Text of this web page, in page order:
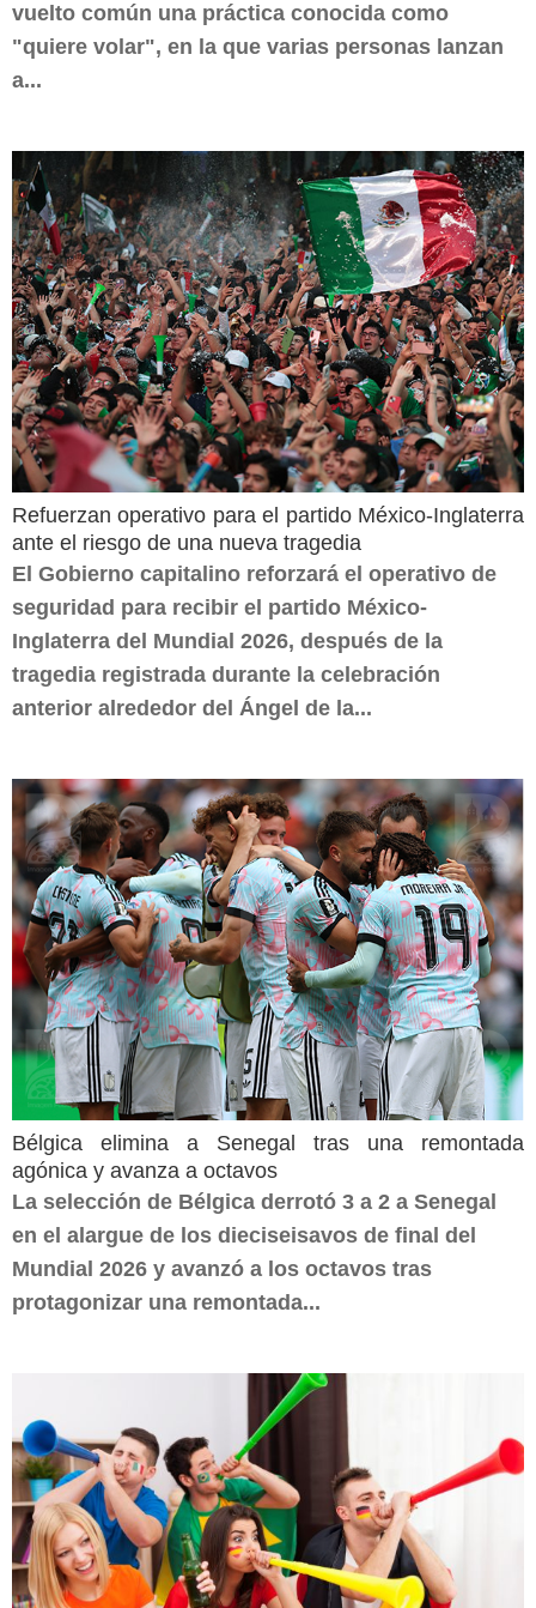
vuelto común una práctica conocida como
"quiere volar", en la que varias personas lanzan
a...
Refuerzan operativo para el partido México-Inglaterra
ante el riesgo de una nueva tragedia
El Gobierno capitalino reforzará el operativo de
seguridad para recibir el partido México-
Inglaterra del Mundial 2026, después de la
tragedia registrada durante la celebración
anterior alrededor del Ángel de la...
Bélgica elimina a Senegal tras una remontada
agónica y avanza a octavos
La selección de Bélgica derrotó 3 a 2 a Senegal
en el alargue de los dieciseisavos de final del
Mundial 2026 y avanzó a los octavos tras
protagonizar una remontada...